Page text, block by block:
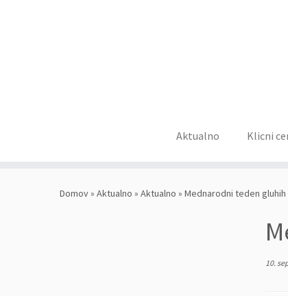
Aktualno Klicni
Domov» Aktualno » Aktualno » Mednarodni teden gluhih
10.